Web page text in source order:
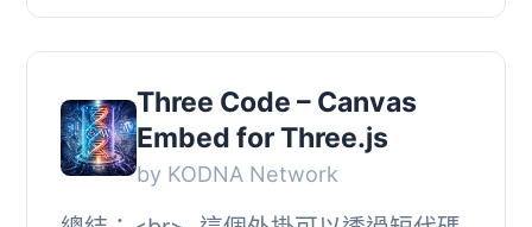
化你的 Breakdance 網站建構...
Three Code – Canvas
Embed for Three.js
by KODNA Network